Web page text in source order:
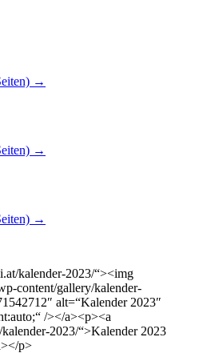
→
→
→
kalender-2023/“><img
content/gallery/kalender-
alt=“Kalender 2023″
/></a><p><a
2023/“>Kalender 2023
p>